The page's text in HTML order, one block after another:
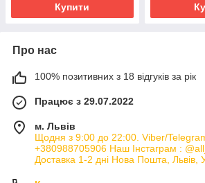
Купити
Про нас
100% позитивних з 18 відгуків за рік
Працює з 29.07.2022
м. Львів
Щодня з 9:00 до 22:00. Viber/
+380988705906 Наш Інстаграм :
Доставка 1-2 дні Нова Пошта, Львів,